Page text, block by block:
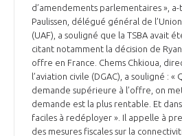
d’amendements parlementaires »,
Paulissen, délégué général de
(UAF), a souligné que la TSBA avait
citant notamment la décision de
offre en France. Chems Chkioua,
l’aviation civile (DGAC), a souligné : «
demande supérieure à l’offre, on
demande est la plus rentable. Et dans
faciles à redéployer ». Il appelle à
des mesures fiscales sur la